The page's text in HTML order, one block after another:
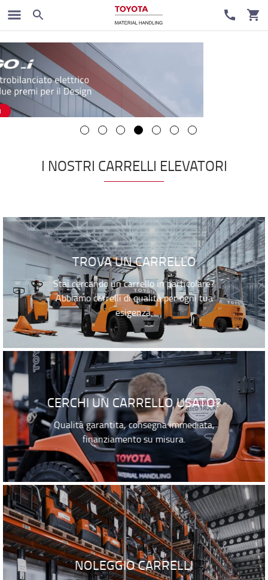
I NOSTRI CARRELLI ELEVATORI
TROVA UN CARRELLO
Stai cercando un carrello in particolare?
Abbiamo carrelli di qualità per ogni tua
esigenza.
CERCHI UN CARRELLO USATO?
Qualità garantita, consegna immediata,
finanziamento su misura.
NOLEGGIO CARRELLI